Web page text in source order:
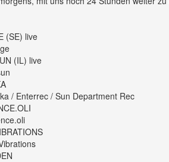
(SE) live
(IL) live
/ Enterrec / Sun Department Rec